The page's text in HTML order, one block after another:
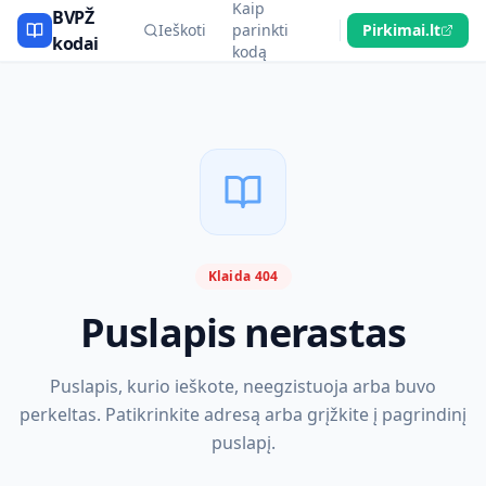
BVPŽ
kodai
Ieškoti
Kaip
parinkti
kodą
Pirkimai.lt
Klaida 404
Puslapis nerastas
Puslapis, kurio ieškote, neegzistuoja arba buvo
perkeltas. Patikrinkite adresą arba grįžkite į pagrindinį
puslapį.